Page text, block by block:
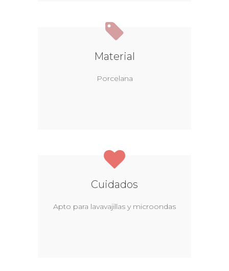
Material
Porcelana
Cuidados
Apto para lavavajillas y microondas